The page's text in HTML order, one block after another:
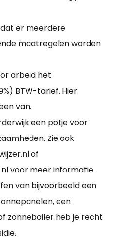
er meerdere
maatregelen worden
arbeid het
BTW-tarief. Hier
van.
een potje voor
Zie ook
of
voor meer informatie.
van bijvoorbeeld een
een
zonneboiler heb je recht